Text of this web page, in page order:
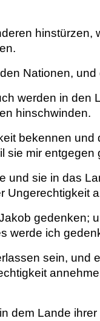
Nationen,
werden in den
hinschwinden.
bekennen
sie mir entgegen
und sie in das
Ungerechtigkeit
gedenken;
werde ich
sein, und
dem Lande